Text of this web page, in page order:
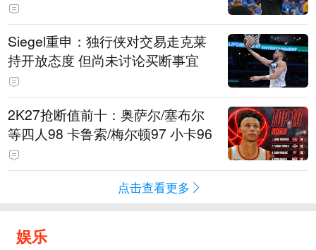
Siegel重申：独行侠对交易走克莱
持开放态度 但尚未讨论买断事宜
2K27抢断值前十：奥萨尔/塞布尔
等四人98 卡鲁索/梅尔顿97 小卡96
点击查看更多
娱乐